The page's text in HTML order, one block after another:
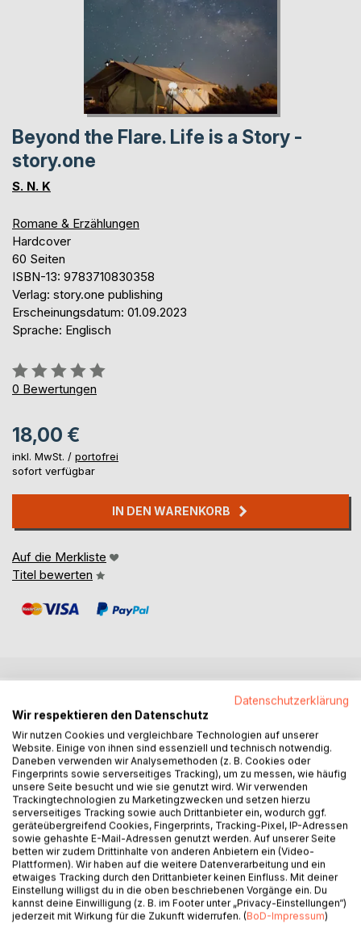
Beyond the Flare. Life is a Story -
story.one
S. N. K
Romane & Erzählungen
Hardcover
60 Seiten
ISBN-13: 9783710830358
Verlag: story.one publishing
Erscheinungsdatum: 01.09.2023
Sprache: Englisch
Bewertung::
0%
0 Bewertungen
18,00 €
inkl. MwSt. / portofrei
sofort verfügbar
IN DEN WARENKORB
Auf die Merkliste
Titel bewerten
They used to be inseparable in the past. Now she wants to
kill her.
As the narrator finds out the true identity of her so-called
"sister", she's faced with struggles of a teenager's life.
Will she actually end up killing a former bestfriend?
AUTOR/IN
PRESSESTIMMEN
Datenschutzerklärung
Wir respektieren den Datenschutz
Wir nutzen Cookies und vergleichbare Technologien auf unserer
Website. Einige von ihnen sind essenziell und technisch notwendig.
Daneben verwenden wir Analysemethoden (z. B. Cookies oder
Fingerprints sowie serverseitiges Tracking), um zu messen, wie häufig
unsere Seite besucht und wie sie genutzt wird. Wir verwenden
Trackingtechnologien zu Marketingzwecken und setzen hierzu
serverseitiges Tracking sowie auch Drittanbieter ein, wodurch ggf.
geräteübergreifend Cookies, Fingerprints, Tracking-Pixel, IP-Adressen
sowie gehashte E-Mail-Adressen genutzt werden. Auf unserer Seite
betten wir zudem Drittinhalte von anderen Anbietern ein (Video-
Plattformen). Wir haben auf die weitere Datenverarbeitung und ein
etwaiges Tracking durch den Drittanbieter keinen Einfluss. Mit deiner
Einstellung willigst du in die oben beschriebenen Vorgänge ein. Du
kannst deine Einwilligung (z. B. im Footer unter „Privacy-Einstellungen“)
jederzeit mit Wirkung für die Zukunft widerrufen. (BoD-Impressum)